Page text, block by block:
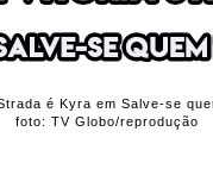
é Kyra em Salve-se
foto: TV Globo/reprodução